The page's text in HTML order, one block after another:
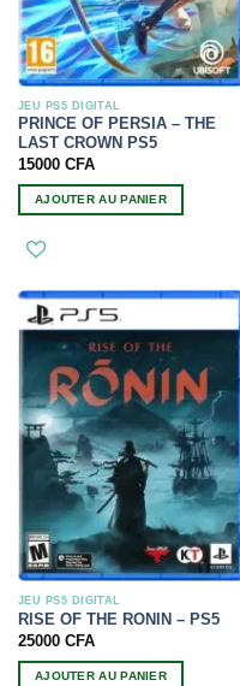
JEU PS5 DIGITAL
PRINCE OF PERSIA – THE
LAST CROWN PS5
15000 CFA
AJOUTER AU PANIER
JEU PS5 DIGITAL
RISE OF THE RONIN – PS5
25000 CFA
AJOUTER AU PANIER